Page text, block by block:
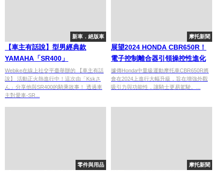
新車．絕版車
【車主有話說】型男經典款
YAMAHA「SR400」
Webike在線上社交平臺舉辦的 【車主有話
說】 活動正火熱進行中！這次由「Kskさ
ん」分享他與SR400的騎乘故事！ 透過車
主對愛車-SR...
摩托新聞
展望2024 HONDA CBR650R！
電子控制離合器引領操控性進化
據傳Honda中量級運動摩托車CBR650R將
會在2024上進行大幅升級，旨在增強外觀
吸引力與功能性，讓騎士更易駕駛。...
零件與用品 摩托新聞